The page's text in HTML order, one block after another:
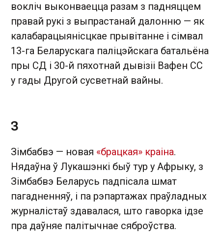
вокліч выконваецца разам з падняццем
правай рукі з выпрастанай далонню — як
калабарацыянісцкае прывітанне і сімвал
13-га Беларускага паліцэйскага батальёна
пры СД і 30-й пяхотнай дывізіі Вафен СС
у гады Другой сусветнай вайны.
З
Зімбабвэ — новая «брацкая» краіна.
Нядаўна ў Лукашэнкі быў тур у Афрыку, з
Зімбабвэ Беларусь падпісала шмат
пагадненняў, і па рэпартажах праўладных
журналістаў здавалася, што гаворка ідзе
пра даўняе палітычнае сяброўства.